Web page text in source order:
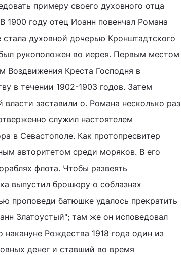
примеру своего духовного отца
1900 году отец Иоанн повенчал Романа
духовной дочерью Кронштадтского
рукоположен во иерея. Первым местом
Воздвижения Креста Господня в
в течении 1902-1903 годов. Затем
власти заставили о. Романа несколько раз
служил настоятелем
в Севастополе. Как протопресвитер
авторитетом среди моряков. В его
флота. Чтобы развеять
выпустил брошюру о соблазнах
проповеди батюшке удалось прекратить
Златоустый"; там же он исповедовал
Рождества 1918 года один из
денег и ставший во время